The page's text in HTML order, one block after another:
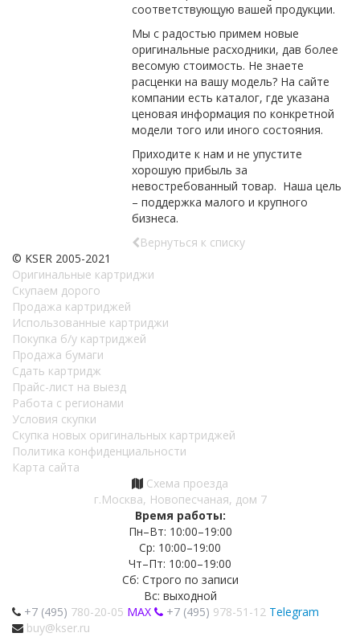
соответствующую вашей продукции.
Мы с радостью примем новые
оригинальные расходники, дав более
весомую стоимость. Не знаете
расценки на вашу модель? На сайте
компании есть каталог, где указана
ценовая информация по конкретной
модели того или иного состояния.
Приходите к нам и не упустите
хорошую прибыль за
невостребованный товар. Наша цель
– поддержка малого и крупного
бизнеса.
Вернуться к списку
© KSER 2005-2021
Оригинальные картриджи
Скупаем дорого
Продажа картриджей
Использованные картриджи
Покупка б/у картриджей
Продажа бумаги
Сдать картридж
Прайс-лист на выезд
Работа с регионами
Условия скупки
Скупка новых оригинальных картриджей
Политика конфиденциальности
Карта сайта
Схема проезда
г.Москва, Новопесчаная, дом 7
Время работы:
Пн–Вт: 10:00–19:00
Ср: 10:00–19:00
Чт–Пт: 10:00–19:00
Сб: Строго по записи
Вс: выходной
+7 (495) 780-20-05 MAX +7 (495) 978-51-12 Telegram
buy@kser.ru